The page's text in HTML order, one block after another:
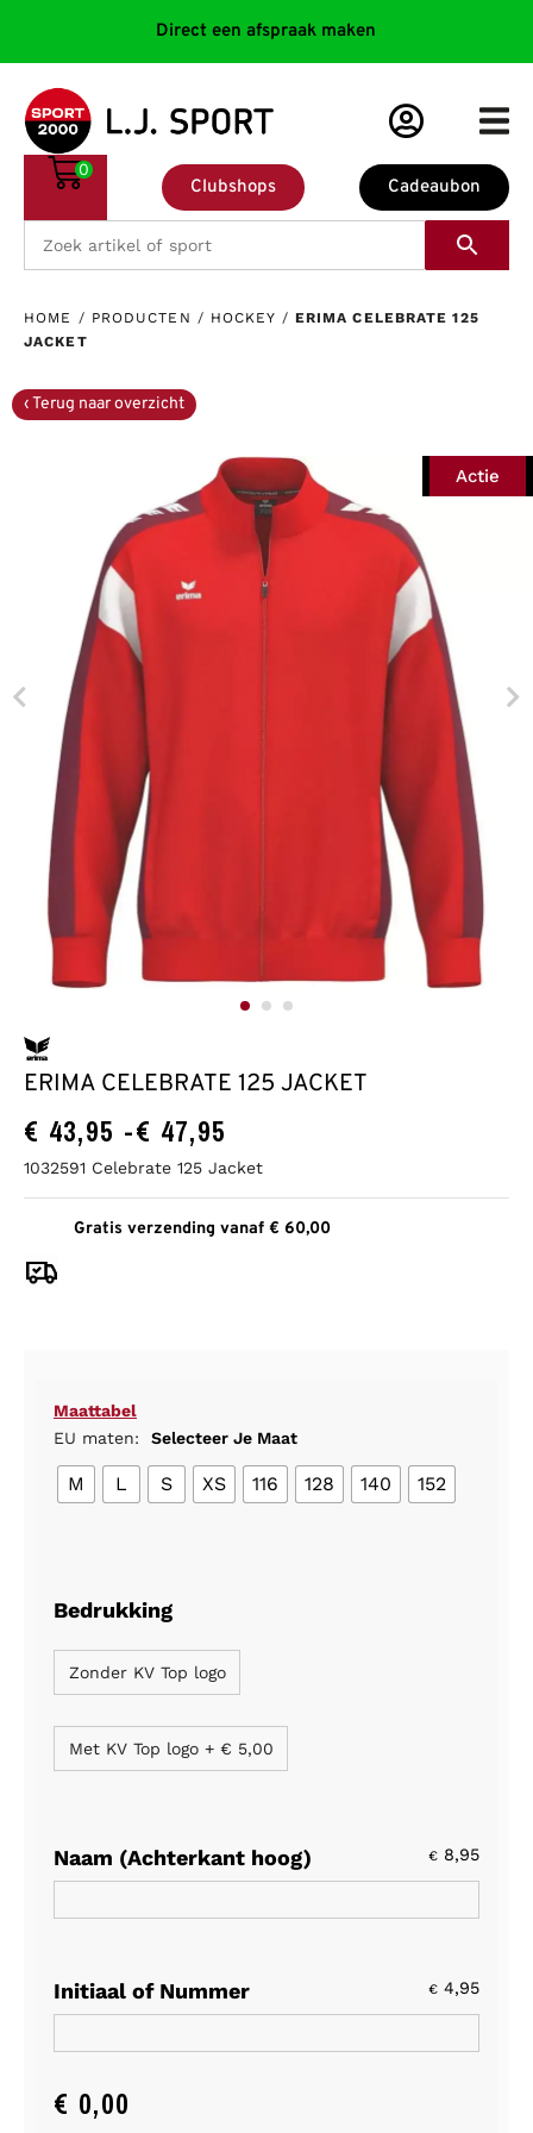
Direct een afspraak maken
Cadeaubon
Clubshops
0
HOME / PRODUCTEN / HOCKEY / ERIMA CELEBRATE 125
JACKET
Actie
ERIMA CELEBRATE 125 JACKET
€ 43,95 -€ 47,95
1032591 Celebrate 125 Jacket
Gratis verzending vanaf € 60,00
Maattabel
EU maten:
Selecteer Je Maat
M L S XS 116 128 140 152
Bedrukking
Zonder KV Top logo
Met KV Top logo + € 5,00
Naam (Achterkant hoog) € 8,95
Initiaal of Nummer € 4,95
€ 0,00